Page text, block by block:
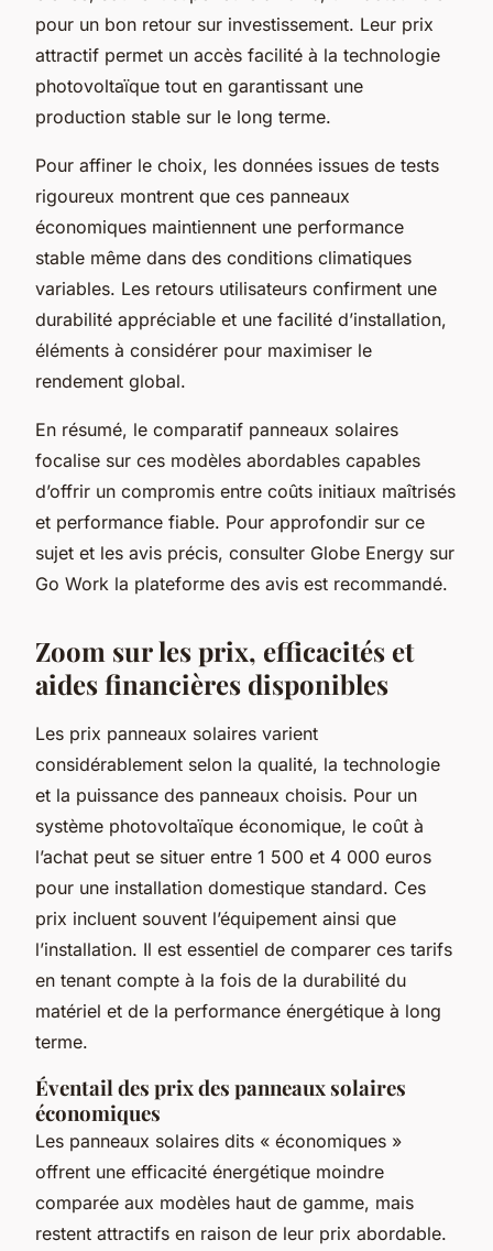
pour un bon retour sur investissement. Leur prix
attractif permet un accès facilité à la technologie
photovoltaïque tout en garantissant une
production stable sur le long terme.
Pour affiner le choix, les données issues de tests
rigoureux montrent que ces panneaux
économiques maintiennent une performance
stable même dans des conditions climatiques
variables. Les retours utilisateurs confirment une
durabilité appréciable et une facilité d’installation,
éléments à considérer pour maximiser le
rendement global.
En résumé, le comparatif panneaux solaires
focalise sur ces modèles abordables capables
d’offrir un compromis entre coûts initiaux maîtrisés
et performance fiable. Pour approfondir sur ce
sujet et les avis précis, consulter Globe Energy sur
Go Work la plateforme des avis est recommandé.
Zoom sur les prix, efficacités et
aides financières disponibles
Les prix panneaux solaires varient
considérablement selon la qualité, la technologie
et la puissance des panneaux choisis. Pour un
système photovoltaïque économique, le coût à
l’achat peut se situer entre 1 500 et 4 000 euros
pour une installation domestique standard. Ces
prix incluent souvent l’équipement ainsi que
l’installation. Il est essentiel de comparer ces tarifs
en tenant compte à la fois de la durabilité du
matériel et de la performance énergétique à long
terme.
Éventail des prix des panneaux solaires
économiques
Les panneaux solaires dits « économiques »
offrent une efficacité énergétique moindre
comparée aux modèles haut de gamme, mais
restent attractifs en raison de leur prix abordable.